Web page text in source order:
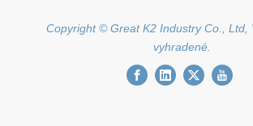
Copyright © Great K2 Industry Co., Ltd,
vyhradené.